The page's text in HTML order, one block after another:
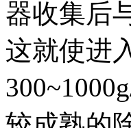
器收集后
这就使进